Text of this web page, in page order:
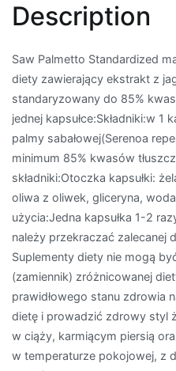
Description
Saw Palmetto Standardized
diety zawierający ekstrakt z
standaryzowany do 85%
jednej kapsułce:Składniki:w 1
palmy sabałowej(Serenoa
minimum 85% kwasów
składniki:Otoczka kapsułki:
oliwa z oliwek, gliceryna,
użycia:Jedna kapsułka 1-2
należy przekraczać zalecanej
Suplementy diety nie mogą
(zamiennik) zróżnicowanej
prawidłowego stanu zdrowia
dietę i prowadzić zdrowy styl
w ciąży, karmiącym piersią
w temperaturze pokojowej, z